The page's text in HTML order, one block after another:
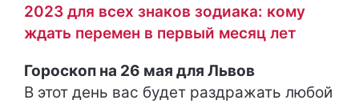
2023 для всех знаков зодиака: кому
ждать перемен в первый месяц лет
Гороскоп на 26 мая для Львов
В этот день вас будет раздражать любой